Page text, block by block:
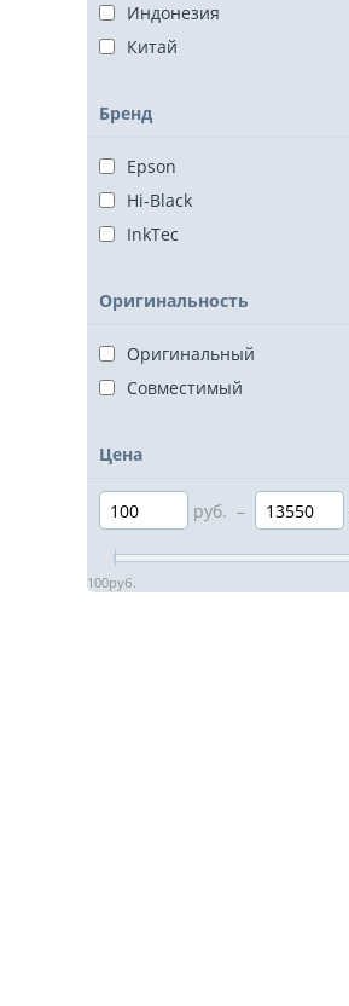
Индонезия
Китай
Бренд
Epson
Hi-Black
InkTec
Оригинальность
Оригинальный
Совместимый
Цена
руб. –
100руб.